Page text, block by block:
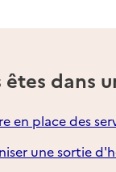
êtes dans
en place des
une sortie